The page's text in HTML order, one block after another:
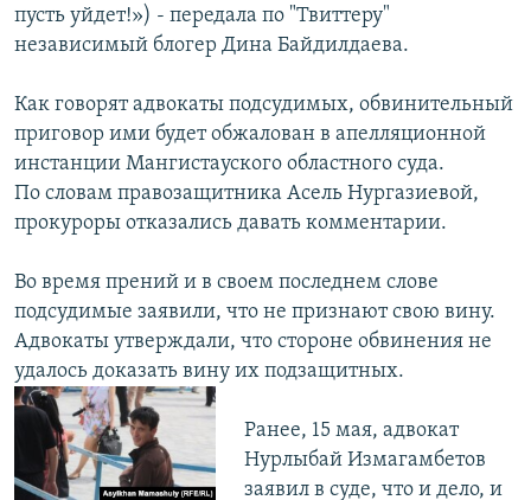
пусть уйдет!») - передала по "Твиттеру"
независимый блогер Дина Байдилдаева.
Как говорят адвокаты подсудимых, обвинительный
приговор ими будет обжалован в апелляционной
инстанции Мангистауского областного суда.
По словам правозащитника Асель Нургазиевой,
прокуроры отказались давать комментарии.
Во время прений и в своем последнем слове
подсудимые заявили, что не признают свою вину.
Адвокаты утверждали, что стороне обвинения не
удалось доказать вину их подзащитных.
Ранее, 15 мая, адвокат
Нурлыбай Измагамбетов
заявил в суде, что и дело, и